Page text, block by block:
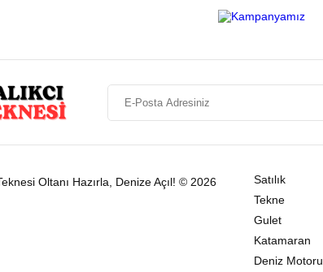
Oltanı Hazırla, Denize Açıl! © 2026 Satılık
Tekne
Gulet
Katamaran
Deniz Motoru